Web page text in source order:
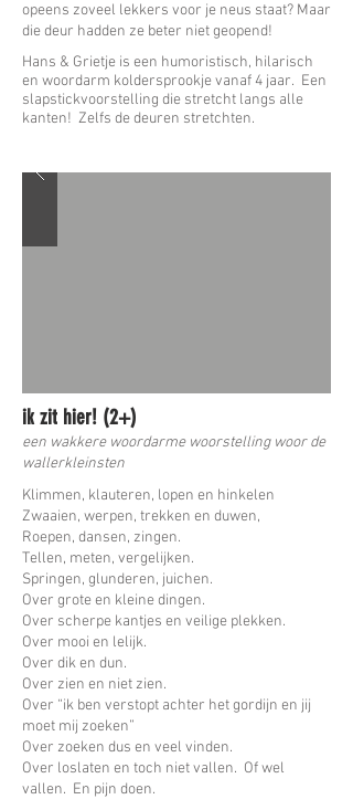
opeens zoveel lekkers voor je neus staat? Maar
die deur hadden ze beter niet geopend!
Hans & Grietje is een humoristisch, hilarisch
en woordarm koldersprookje vanaf 4 jaar. Een
slapstickvoorstelling die stretcht langs alle
kanten! Zelfs de deuren stretchten.
ik zit hier! (2+)
een wakkere woordarme woorstelling woor de
wallerkleinsten
Klimmen, klauteren, lopen en hinkelen
Zwaaien, werpen, trekken en duwen,
Roepen, dansen, zingen.
Tellen, meten, vergelijken.
Springen, glunderen, juichen.
Over grote en kleine dingen.
Over scherpe kantjes en veilige plekken.
Over mooi en lelijk.
Over dik en dun.
Over zien en niet zien.
Over “ik ben verstopt achter het gordijn en jij
moet mij zoeken”
Over zoeken dus en veel vinden.
Over loslaten en toch niet vallen. Of wel
vallen. En pijn doen.